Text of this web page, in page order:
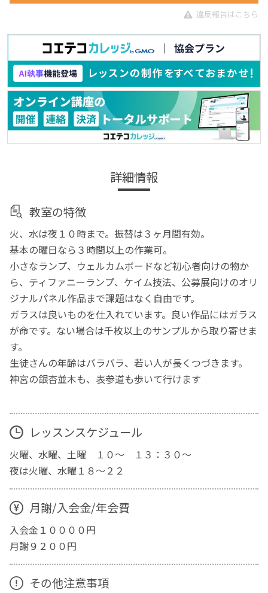
違反報告はこちら
詳細情報
教室の特徴
火、水は夜１０時まで。振替は３ヶ月間有効。
基本の曜日なら３時間以上の作業可。
小さなランプ、ウェルカムボードなど初心者向けの物か
ら、ティファニーランプ、ケイム技法、公募展向けのオリ
ジナルパネル作品まで課題はなく自由です。
ガラスは良いものを仕入れています。良い作品にはガラス
が命です。ない場合は千枚以上のサンプルから取り寄せま
す。
生徒さんの年齢はバラバラ、若い人が長くつづきます。
神宮の銀杏並木も、表参道も歩いて行けます
レッスンスケジュール
火曜、水曜、土曜 １０〜 １３：３０〜
夜は火曜、水曜１８〜２２
月謝/入会金/年会費
入会金１００００円
月謝９２００円
その他注意事項